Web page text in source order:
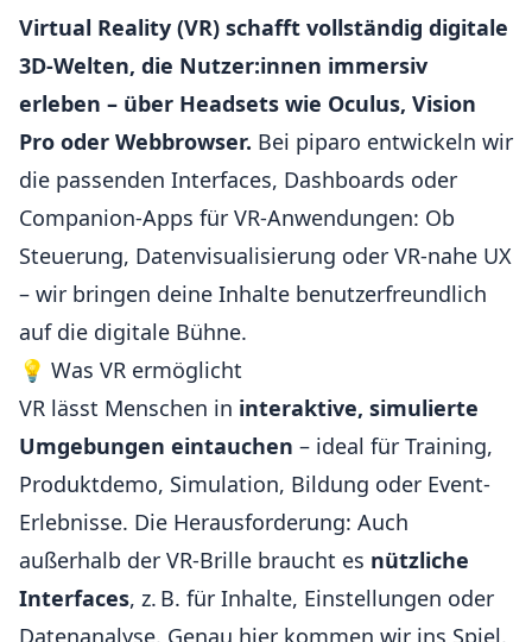
Virtual Reality (VR) schafft vollständig digitale
3D-Welten, die Nutzer:innen immersiv
erleben – über Headsets wie Oculus, Vision
Pro oder Webbrowser. Bei piparo entwickeln wir
die passenden Interfaces, Dashboards oder
Companion-Apps für VR-Anwendungen: Ob
Steuerung, Datenvisualisierung oder VR-nahe UX
– wir bringen deine Inhalte benutzerfreundlich
auf die digitale Bühne.
💡 Was VR ermöglicht
VR lässt Menschen in interaktive, simulierte
Umgebungen eintauchen – ideal für Training,
Produktdemo, Simulation, Bildung oder Event-
Erlebnisse. Die Herausforderung: Auch
außerhalb der VR-Brille braucht es nützliche
Interfaces, z. B. für Inhalte, Einstellungen oder
Datenanalyse. Genau hier kommen wir ins Spiel.